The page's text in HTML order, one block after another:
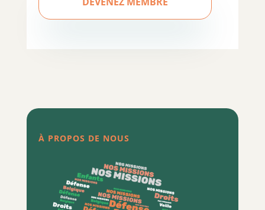
À PROPOS DE NOUS